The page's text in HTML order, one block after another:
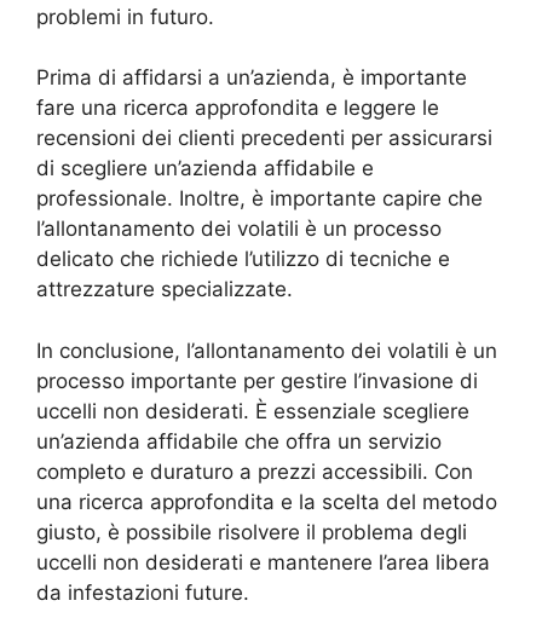
problemi in futuro.
Prima di affidarsi a un’azienda, è importante
fare una ricerca approfondita e leggere le
recensioni dei clienti precedenti per assicurarsi
di scegliere un’azienda affidabile e
professionale. Inoltre, è importante capire che
l’allontanamento dei volatili è un processo
delicato che richiede l’utilizzo di tecniche e
attrezzature specializzate.
In conclusione, l’allontanamento dei volatili è un
processo importante per gestire l’invasione di
uccelli non desiderati. È essenziale scegliere
un’azienda affidabile che offra un servizio
completo e duraturo a prezzi accessibili. Con
una ricerca approfondita e la scelta del metodo
giusto, è possibile risolvere il problema degli
uccelli non desiderati e mantenere l’area libera
da infestazioni future.